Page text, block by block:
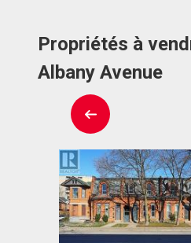
Propriétés à
Albany Avenue